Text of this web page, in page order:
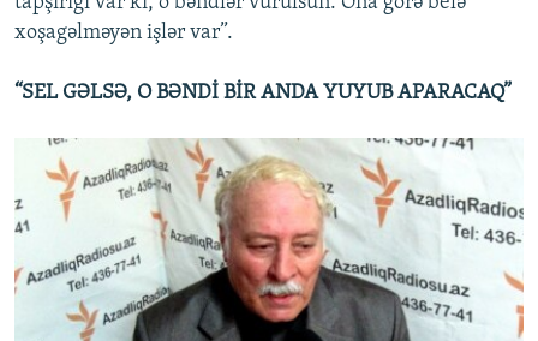
xoşagəlməyən işlər var”.
“SEL GƏLSƏ, O BƏNDİ BİR ANDA YUYUB APARACAQ”